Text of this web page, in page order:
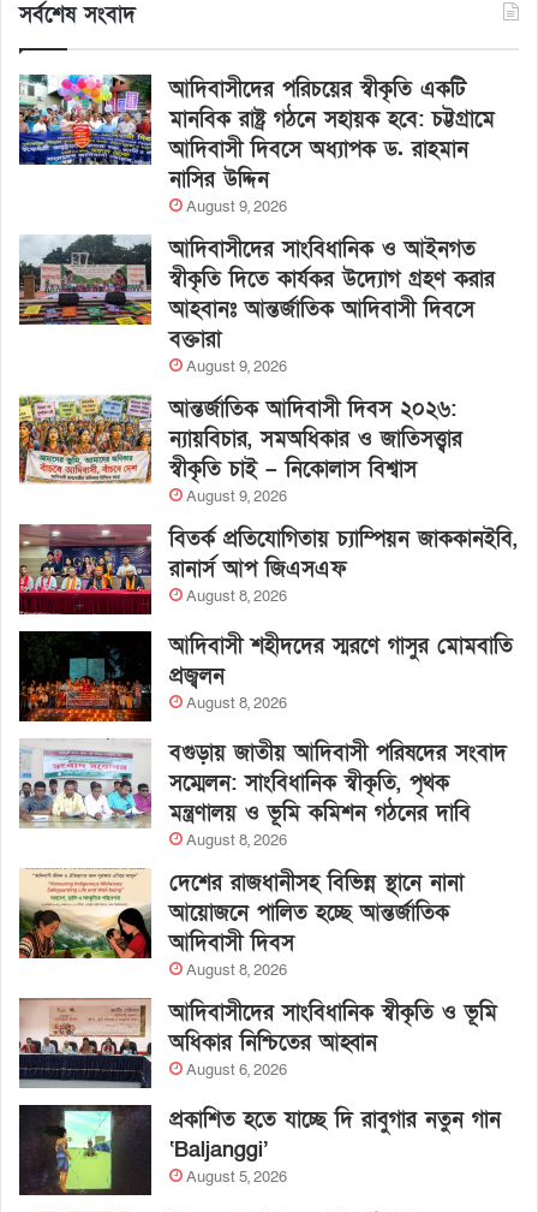
সর্বশেষ সংবাদ
আদিবাসীদের পরিচয়ের স্বীকৃতি একটি
মানবিক রাষ্ট্র গঠনে সহায়ক হবে: চট্টগ্রামে
আদিবাসী দিবসে অধ্যাপক ড. রাহমান
নাসির উদ্দিন
August 9, 2026
আদিবাসীদের সাংবিধানিক ও আইনগত
স্বীকৃতি দিতে কার্যকর উদ্যোগ গ্রহণ করার
আহবানঃ আন্তর্জাতিক আদিবাসী দিবসে
বক্তারা
August 9, 2026
আন্তর্জাতিক আদিবাসী দিবস ২০২৬:
ন্যায়বিচার, সমঅধিকার ও জাতিসত্ত্বার
স্বীকৃতি চাই – নিকোলাস বিশ্বাস
August 9, 2026
বিতর্ক প্রতিযোগিতায় চ্যাম্পিয়ন জাককানইবি,
রানার্স আপ জিএসএফ
August 8, 2026
আদিবাসী শহীদদের স্মরণে গাসুর মোমবাতি
প্রজ্বলন
August 8, 2026
বগুড়ায় জাতীয় আদিবাসী পরিষদের সংবাদ
সম্মেলন: সাংবিধানিক স্বীকৃতি, পৃথক
মন্ত্রণালয় ও ভূমি কমিশন গঠনের দাবি
August 8, 2026
দেশের রাজধানীসহ বিভিন্ন স্থানে নানা
আয়োজনে পালিত হচ্ছে আন্তর্জাতিক
আদিবাসী দিবস
August 8, 2026
আদিবাসীদের সাংবিধানিক স্বীকৃতি ও ভূমি
অধিকার নিশ্চিতের আহ্বান
August 6, 2026
প্রকাশিত হতে যাচ্ছে দি রাবুগার নতুন গান
‘Baljanggi’
August 5, 2026